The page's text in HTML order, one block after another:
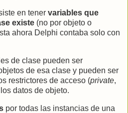
en tener variables que
existe (no por objeto o
ahora Delphi contaba solo con
de clase pueden ser
de esa clase y pueden ser
restrictores de acceso (private,
datos de objeto.
por todas las instancias de una